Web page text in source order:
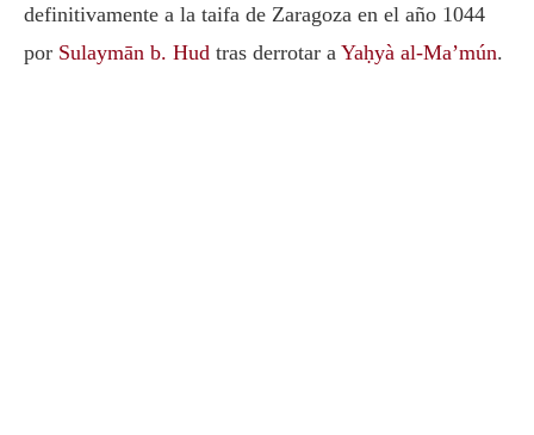
definitivamente a la taifa de Zaragoza en el año 1044
por Sulaymān b. Hud tras derrotar a Yaḥyà al-Ma’mún.